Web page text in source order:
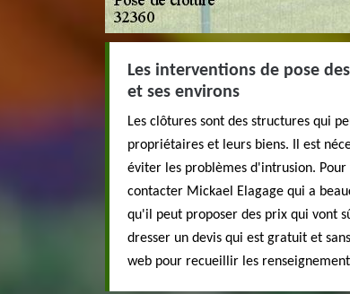
Les interventions de pose
et ses environs
Les clôtures sont des structures qui
propriétaires et leurs biens. Il est
éviter les problèmes d'intrusion.
contacter Mickael Elagage qui a
qu'il peut proposer des prix qui vont
dresser un devis qui est gratuit et
web pour recueillir les